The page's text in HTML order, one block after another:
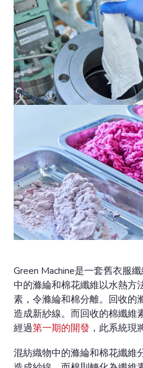
Green Machine是一套舊衣服
中的滌綸和棉花纖維以水熱方
素，令滌綸和棉分離。回收的
造成新紗線。而回收的棉纖維
經過第一期的開發 ，此系統現
混紡織物中的滌綸和棉花纖維